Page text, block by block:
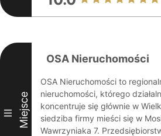
III Miejsce
OSA Nieruchomości
OSA Nieruchomości to
nieruchomości, którego
koncentruje się głównie w
siedziba firmy mieści się w
Wawrzyniaka 7.